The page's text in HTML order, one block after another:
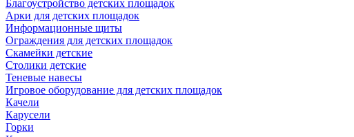
Благоустройство детских площадок
Арки для детских площадок
Информационные щиты
Ограждения для детских площадок
Скамейки детские
Столики детские
Теневые навесы
Игровое оборудование для детских площадок
Качели
Карусели
Горки